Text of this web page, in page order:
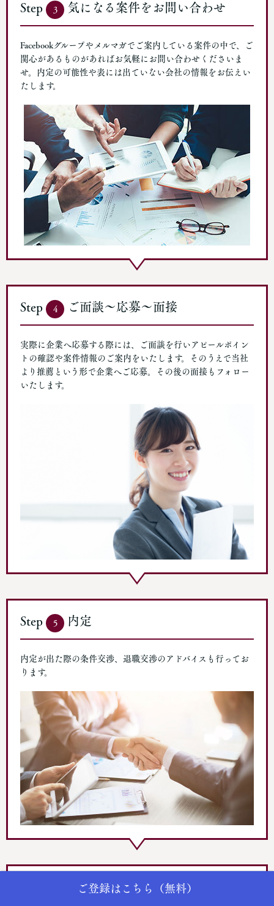
ご登録はこちら（無料）
Step 3 気になる案件をお問い合わせ
Facebookグループやメルマガでご案内している案件の中で、ご
関心があるものがあればお気軽にお問い合わせくださいま
せ。内定の可能性や表には出ていない会社の情報をお伝えい
たします。
Step 4 ご面談～応募〜面接
実際に企業へ応募する際には、ご面談を行いアピールポイン
トの確認や案件情報のご案内をいたします。そのうえで当社
より推薦という形で企業へご応募。その後の面接もフォロー
いたします。
Step 5 内定
内定が出た際の条件交渉、退職交渉のアドバイスも行ってお
ります。